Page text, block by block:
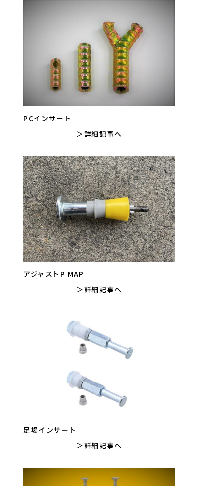
PCインサート
詳細記事へ
アジャストP MAP
詳細記事へ
足場インサート
詳細記事へ